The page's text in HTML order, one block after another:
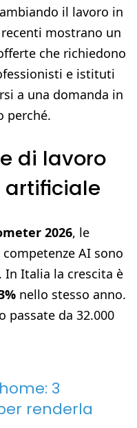
il lavoro in
mostrano un
che richiedono
e istituti
a una domanda in
perché.
di lavoro
artificiale
2026, le
AI sono
. In Italia la crescita è
nello stesso anno.
passate da 32.000
3
renderla